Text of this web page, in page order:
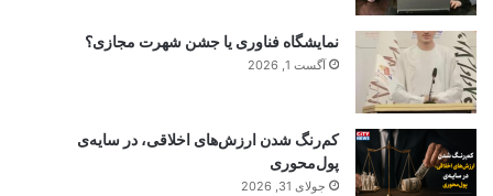
نمایشگاه فناوری یا جشن شهرت مجازی؟
آگست 1, 2026
کم‌رنگ شدن ارزش‌های اخلاقی، در سایه‌ی
پول‌محوری
جولای 31, 2026